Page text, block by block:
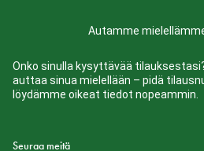
Autamme
Onko sinulla kysyttävää
auttaa sinua mielellään – pidä
löydämme oikeat tiedot nopeammin.
Seuraa meitä